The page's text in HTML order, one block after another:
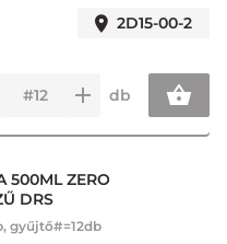
2D15-00-2
db
500ML ZERO
DRS
gyűjtő#=12db